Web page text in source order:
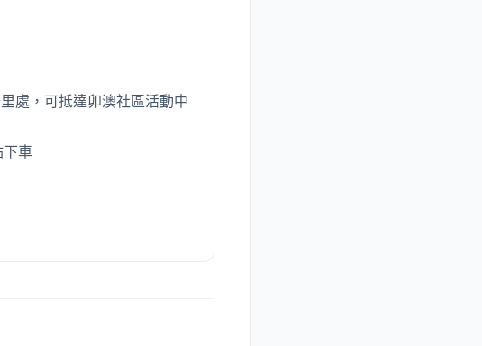
處，可抵達卯澳社區活動中
車